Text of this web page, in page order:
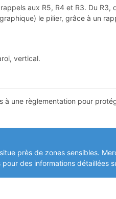
aux R5, R4 et R3. Du
le pilier, grâce à un
vertical.
à une règlementation pour
près de zones sensibles.
des informations détaillées